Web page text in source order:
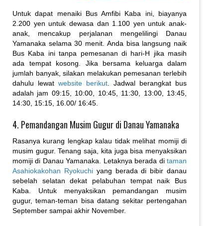
Untuk dapat menaiki Bus Amfibi Kaba ini, biayanya
2.200 yen untuk dewasa dan 1.100 yen untuk anak-
anak, mencakup perjalanan mengelilingi Danau
Yamanaka selama 30 menit. Anda bisa langsung naik
Bus Kaba ini tanpa pemesanan di hari-H jika masih
ada tempat kosong. Jika bersama keluarga dalam
jumlah banyak, silakan melakukan pemesanan terlebih
dahulu lewat website berikut . Jadwal berangkat bus
adalah jam 09:15, 10:00, 10:45, 11:30, 13:00, 13:45,
14:30, 15:15, 16.00/ 16:45.
4. Pemandangan Musim Gugur di Danau Yamanaka
Rasanya kurang lengkap kalau tidak melihat momiji di
musim gugur. Tenang saja, kita juga bisa menyaksikan
momiji di Danau Yamanaka. Letaknya berada di taman
Asahiokakohan Ryokuchiyang berada di bibir danau
sebelah selatan dekat pelabuhan tempat naik Bus
Kaba. Untuk menyaksikan pemandangan musim
gugur, teman-teman bisa datang sekitar pertengahan
September sampai akhir November.